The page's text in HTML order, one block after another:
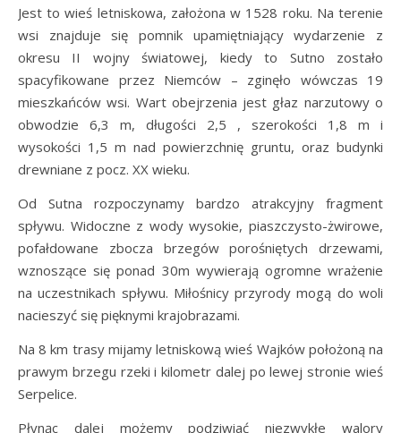
Jest to wieś letniskowa, założona w 1528 roku. Na terenie
wsi znajduje się pomnik upamiętniający wydarzenie z
okresu II wojny światowej, kiedy to Sutno zostało
spacyfikowane przez Niemców – zginęło wówczas 19
mieszkańców wsi. Wart obejrzenia jest głaz narzutowy o
obwodzie 6,3 m, długości 2,5 , szerokości 1,8 m i
wysokości 1,5 m nad powierzchnię gruntu, oraz budynki
drewniane z pocz. XX wieku.
Od Sutna rozpoczynamy bardzo atrakcyjny fragment
spływu. Widoczne z wody wysokie, piaszczysto-żwirowe,
pofałdowane zbocza brzegów porośniętych drzewami,
wznoszące się ponad 30m wywierają ogromne wrażenie
na uczestnikach spływu. Miłośnicy przyrody mogą do woli
nacieszyć się pięknymi krajobrazami.
Na 8 km trasy mijamy letniskową wieś Wajków położoną na
prawym brzegu rzeki i kilometr dalej po lewej stronie wieś
Serpelice.
Płynąc dalej możemy podziwiać niezwykłe walory